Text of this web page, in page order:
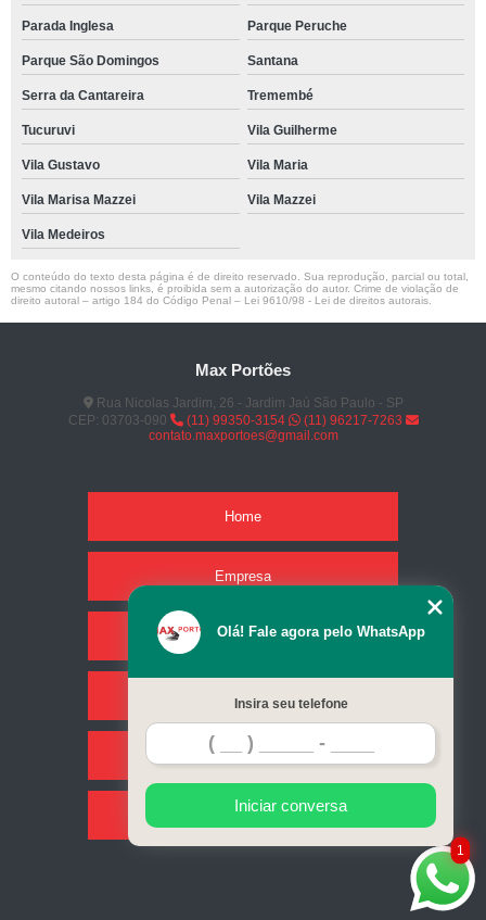
Parada Inglesa Parque Peruche
Parque São Domingos Santana
Serra da Cantareira Tremembé
Tucuruvi Vila Guilherme
Vila Gustavo Vila Maria
Vila Marisa Mazzei Vila Mazzei
Vila Medeiros
O conteúdo do texto desta página é de direito reservado. Sua reprodução, parcial ou total,
mesmo citando nossos links, é proibida sem a autorização do autor. Crime de violação de
direito autoral – artigo 184 do Código Penal – Lei 9610/98 - Lei de direitos autorais
Max Portões
Rua Nicolas Jardim, 26 - Jardim Jaú São Paulo - SP
CEP: 03703-090
(11) 99350-3154
(11) 96217-7263
contato.maxportoes@gmail.com
Home
Empresa
Missão
Serviços
Contato
Mapa do site
1
Olá! Fale agora pelo WhatsApp
Insira seu telefone
Iniciar conversa